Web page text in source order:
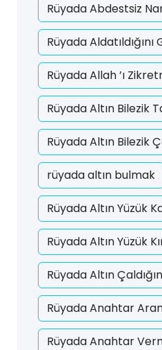
Rüyada Abdestsiz
Rüyada
Rüyada Allah ’ı
Rüyada Altın Bilezik
Rüyada Altın Bilezik
rüyada altın bulmak
Rüyada Altın Yüzük
Rüyada Altın Yüzük
Rüyada Altın
Rüyada Anahtar
Rüyada Anahtar